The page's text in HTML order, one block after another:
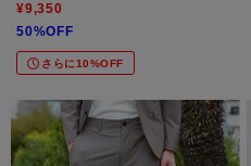
¥9,350
50%OFF
さらに10%OFF